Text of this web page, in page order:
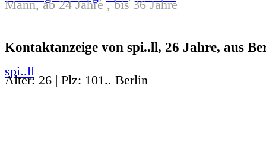
Mann, ab 24 Jahre , bis 36 Jahre
Kontaktanzeige von spi..ll, 26 Jahre, aus
spi..ll
Alter: 26 | Plz: 101.. Berlin